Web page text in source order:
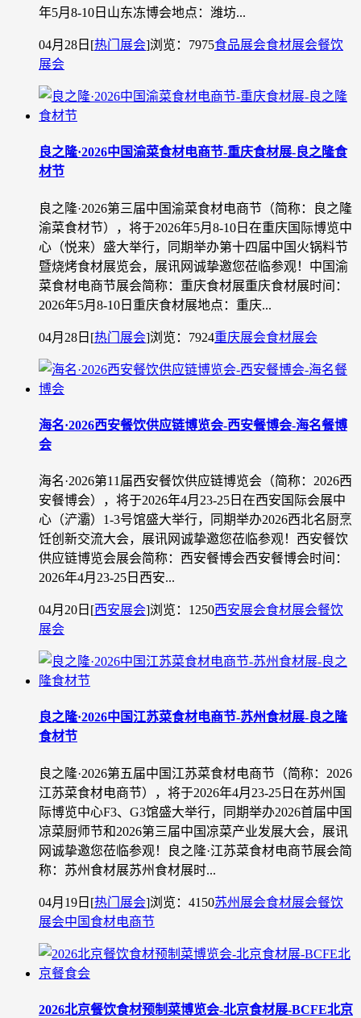
年5月8-10日山东冻博会地点：潍坊...
04月28日 [热门展会]浏览：7975食品展会食材展会餐饮
展会
良之隆·2026中国渝菜食材电商节-重庆食材展-良之隆食
材节
良之隆·2026第三届中国渝菜食材电商节（简称：良之隆
渝菜食材节），将于2026年5月8-10日在重庆国际博览中
心（悦来）盛大举行，同期举办第十四届中国火锅料节
暨烧烤食材展览会，展讯网诚挚邀您莅临参观！中国渝
菜食材电商节展会简称：重庆食材展重庆食材展时间：
2026年5月8-10日重庆食材展地点：重庆...
04月28日 [热门展会]浏览：7924重庆展会食材展会
海名·2026西安餐饮供应链博览会-西安餐博会-海名餐博
会
海名·2026第11届西安餐饮供应链博览会（简称：2026西
安餐博会），将于2026年4月23-25日在西安国际会展中
心（浐灞）1-3号馆盛大举行，同期举办2026西北名厨烹
饪创新交流大会，展讯网诚挚邀您莅临参观！西安餐饮
供应链博览会展会简称：西安餐博会西安餐博会时间：
2026年4月23-25日西安...
04月20日 [西安展会]浏览：1250西安展会食材展会餐饮
展会
良之隆·2026中国江苏菜食材电商节-苏州食材展-良之隆
食材节
良之隆·2026第五届中国江苏菜食材电商节（简称：2026
江苏菜食材电商节），将于2026年4月23-25日在苏州国
际博览中心F3、G3馆盛大举行，同期举办2026首届中国
凉菜厨师节和2026第三届中国凉菜产业发展大会，展讯
网诚挚邀您莅临参观！良之隆·江苏菜食材电商节展会简
称：苏州食材展苏州食材展时...
04月19日 [热门展会]浏览：4150苏州展会食材展会餐饮
展会中国食材电商节
2026北京餐饮食材预制菜博览会-北京食材展-BCFE北京